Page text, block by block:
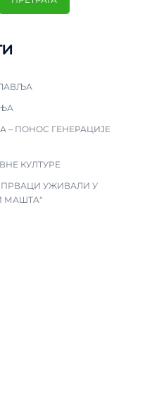
ПОНОС ГЕНЕРАЦИЈЕ
КУЛТУРЕ
УЖИВАЛИ У
МАШТА“